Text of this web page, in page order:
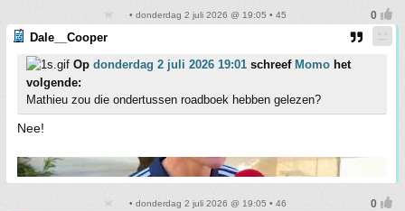
• donderdag 2 juli 2026 @ 19:05 • 45
Dale__Cooper
Op donderdag 2 juli 2026 19:01 schreef Momo het
volgende:
Mathieu zou die ondertussen roadboek hebben gelezen?
Nee!
• donderdag 2 juli 2026 @ 19:05 • 46